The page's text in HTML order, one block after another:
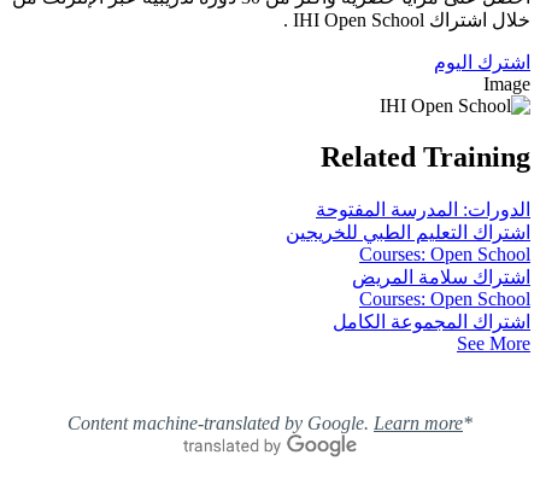
خلال اشتراك IHI Open School .
اشترك اليوم
Image
Related Training
الدورات: المدرسة المفتوحة
اشتراك التعليم الطبي للخريجين
Courses: Open School
اشتراك سلامة المريض
Courses: Open School
اشتراك المجموعة الكامل
See More
*Content machine-translated by Google.
Learn more